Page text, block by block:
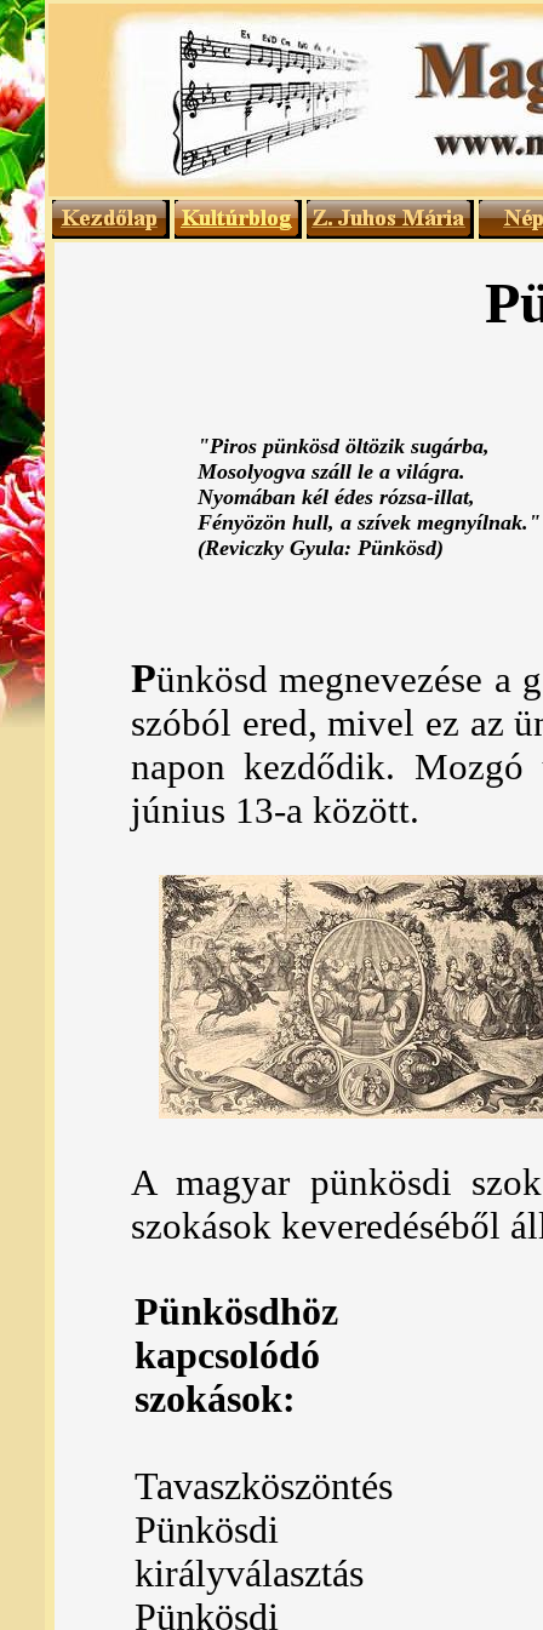
"Piros pünkösd öltözik sugárba,
Mosolyogva száll le a világra.
Nyomában kél édes rózsa-illat,
Fényözön hull, a szívek megnyílnak."
(Reviczky Gyula: Pünkösd)
Pünkösd megnevezése a
szóból ered, mivel ez az
napon kezdődik. Mozgó
június 13-a között.
A magyar pünkösdi
szokások keveredéséből
Pünkösdhöz
kapcsolódó
szokások:
Tavaszköszöntés
Pünkösdi
királyválasztás
Pünkösdi